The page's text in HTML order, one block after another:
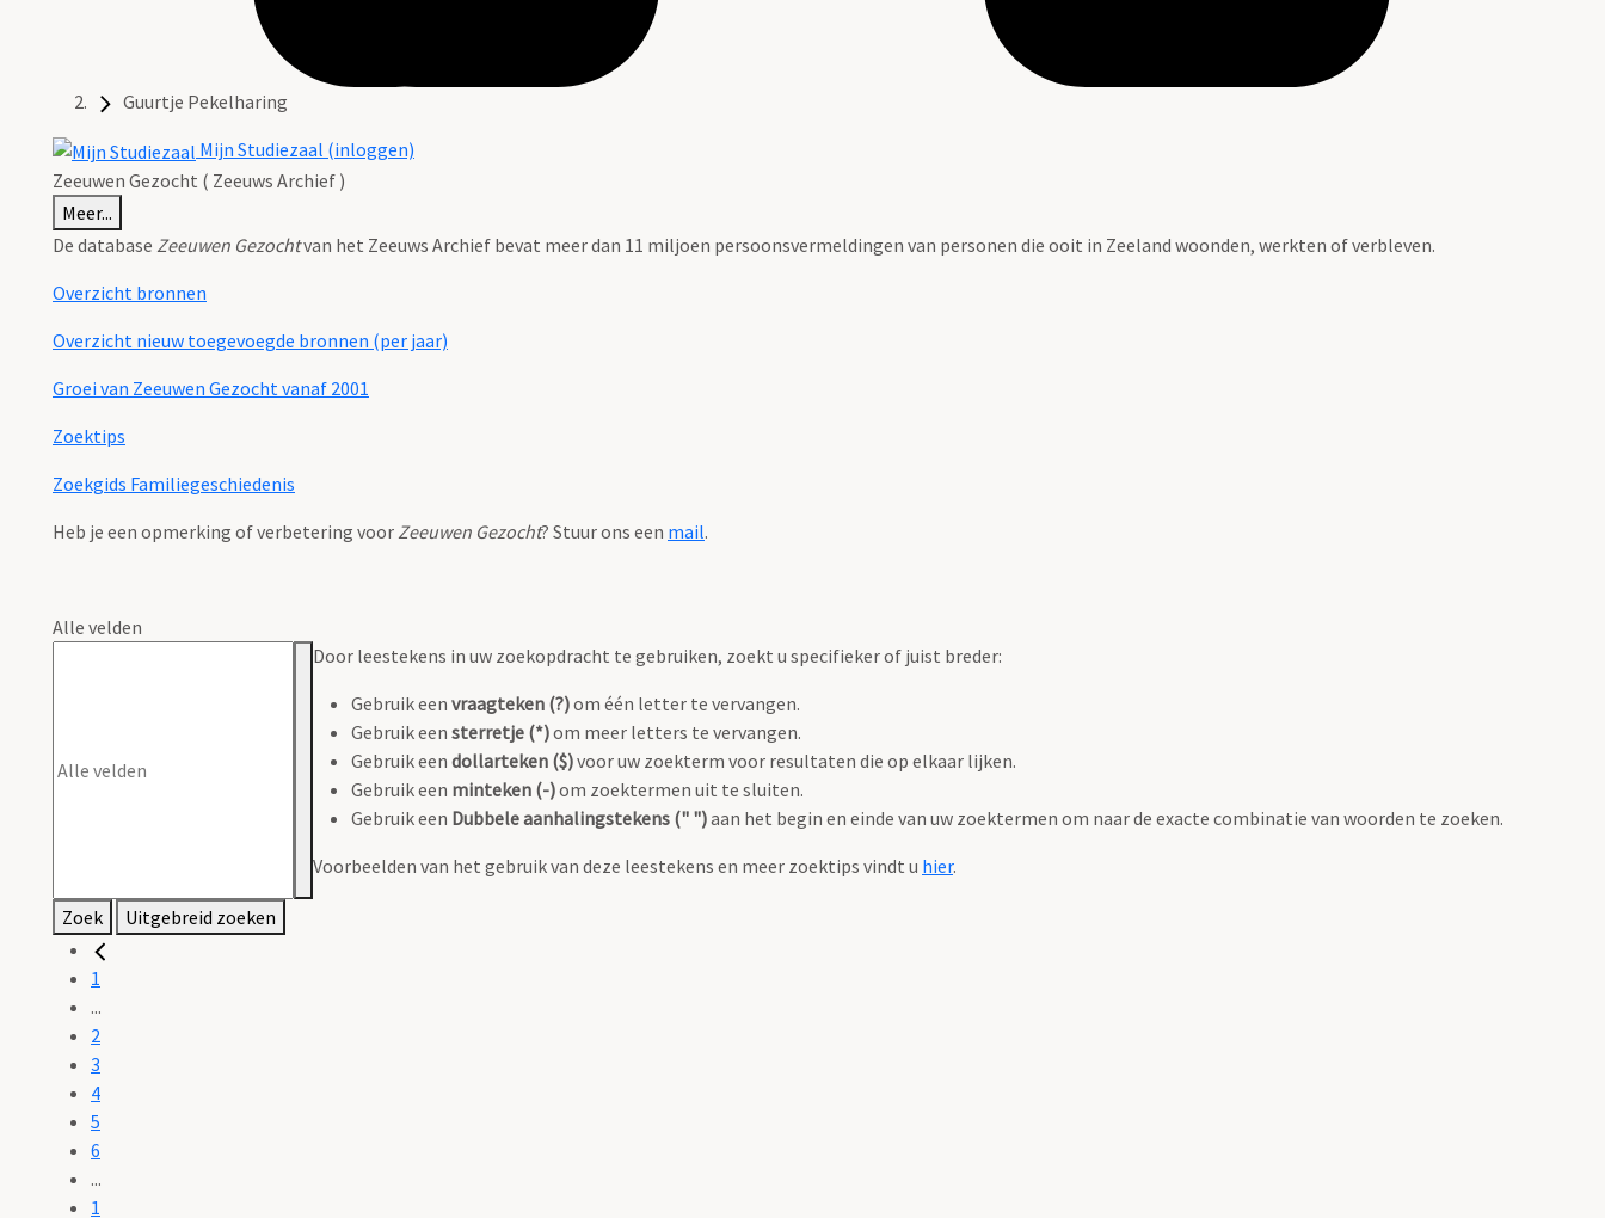
Guurtje Pekelharing
Mijn Studiezaal (inloggen)
Zeeuwen Gezocht ( Zeeuws Archief )
Meer...
De database Zeeuwen Gezochtvan het Zeeuws Archief bevat meer dan 11 miljoen persoonsvermeldingen van personen die ooit in Zeeland woonden, werkten of verbleven.
Overzicht bronnen
Overzicht nieuw toegevoegde bronnen (per jaar)
Groei van Zeeuwen Gezocht vanaf 2001
Zoektips
Zoekgids Familiegeschiedenis
Heb je een opmerking of verbetering voorZeeuwen Gezocht? Stuur ons een mail.
Alle velden
Door leestekens in uw zoekopdracht te gebruiken, zoekt u specifieker of juist breder:
Gebruik een vraagteken (?)om één letter te vervangen.
Gebruik een sterretje (*)om meer letters te vervangen.
Gebruik een dollarteken ($)voor uw zoekterm voor resultaten die op elkaar lijken.
Gebruik een minteken (-)om zoektermen uit te sluiten.
Gebruik een Dubbele aanhalingstekens (" ")aan het begin en einde van uw zoektermen om naar de exacte combinatie van woorden te zoeken.
Voorbeelden van het gebruik van deze leestekens en meer zoektips vindt u hier.
Zoek Uitgebreid zoeken
1
...
2
3
4
5
6
...
1